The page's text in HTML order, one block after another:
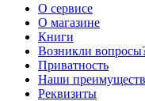
О сервисе
О магазине
Книги
Возникли
Приватность
Наши
Реквизиты